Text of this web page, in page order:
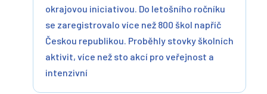
okrajovou iniciativou. Do letošního ročníku
se zaregistrovalo více než 800 škol napříč
Českou republikou. Proběhly stovky školních
aktivit, více než sto akcí pro veřejnost a
intenzivní